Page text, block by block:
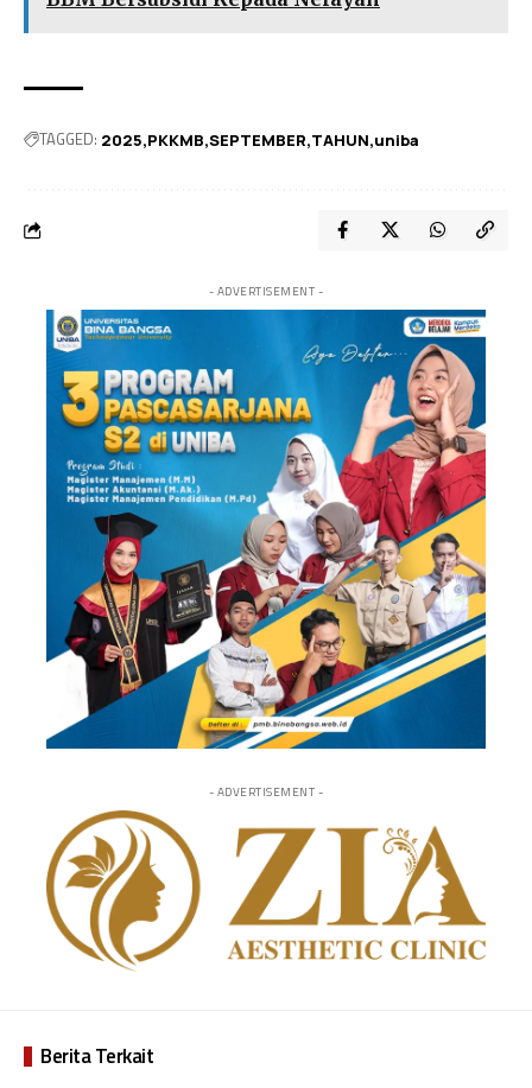
TAGGED: 2025 PKKMB SEPTEMBER TAHUN uniba
- ADVERTISEMENT -
- ADVERTISEMENT -
Berita Terkait